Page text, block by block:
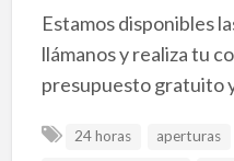
Estamos disponibles
llámanos y realiza tu
presupuesto gratuito
24 horas aperturas